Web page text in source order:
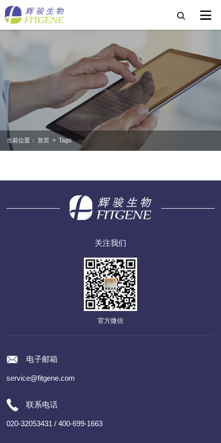
当前位置： 首页 > Tags
关注我们
官方微信
电子邮箱
service@fitgene.com
联系电话
020-32053431 / 400-699-1663